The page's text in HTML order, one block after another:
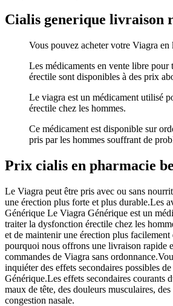
Cialis generique livraison
Vous pouvez acheter votre Viagra en
Les médicaments en vente libre pour
érectile sont disponibles à des prix
Le viagra est un médicament utilisé
érectile chez les hommes.
Ce médicament est disponible sur
pris par les hommes souffrant de
Prix cialis en pharmacie
Le Viagra peut être pris avec ou sans
une érection plus forte et plus durable.Les
Générique Le Viagra Générique est un
traiter la dysfonction érectile chez les
et de maintenir une érection plus
pourquoi nous offrons une livraison rapide
commandes de Viagra sans
inquiéter des effets secondaires possibles
Générique.Les effets secondaires courants
maux de tête, des douleurs musculaires,
congestion nasale.